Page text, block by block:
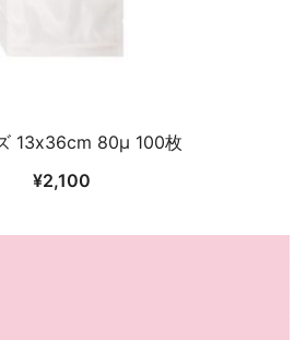
13x36cm 80μ 100枚
¥2,100